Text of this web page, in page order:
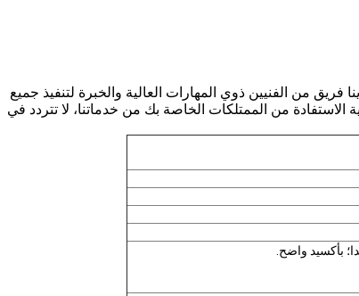
فريق من الفنيين ذوي المهارات العالية والخبرة لتنفيذ جميع
الاستفادة من الممتلكات الخاصة بك من خدماتنا، لا تتردد في
بأكسيد واضح.